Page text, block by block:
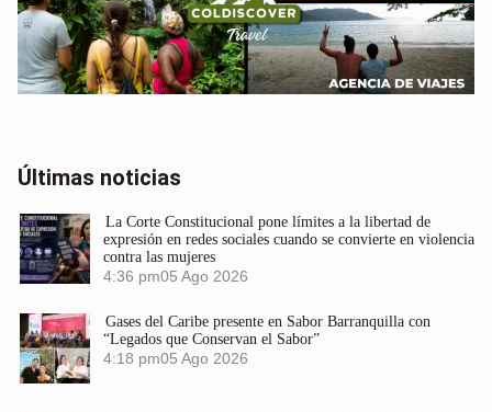
Últimas noticias
La Corte Constitucional pone límites a la libertad de
expresión en redes sociales cuando se convierte en violencia
contra las mujeres
4:36 pm05 Ago 2026
Gases del Caribe presente en Sabor Barranquilla con
“Legados que Conservan el Sabor”
4:18 pm05 Ago 2026